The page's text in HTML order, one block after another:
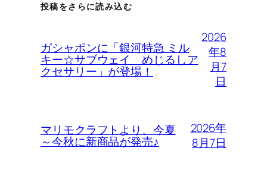
投稿をさらに読み込む
ガシャポンに「銀河特急 ミル
キー☆サブウェイ めじるしア
クセサリー」が登場！
2026
年8
月7
日
マリモクラフトより、今夏
～今秋に新商品が発売♪
2026年
8月7日